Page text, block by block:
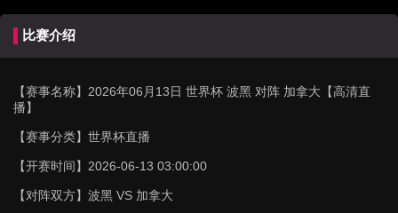
比赛介绍
【赛事名称】 2026年06月13日 世界杯 波黑 对阵 加拿大【高清直
播】
【赛事分类】 世界杯直播
【开赛时间】 2026-06-13 03:00:00
【对阵双方】 波黑 VS 加拿大